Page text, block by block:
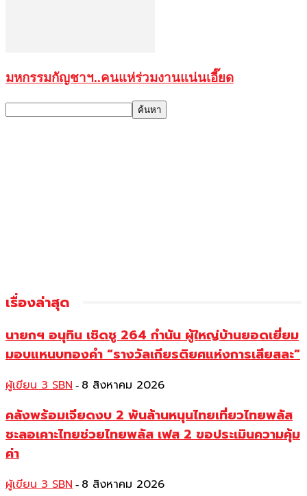
มหกรรมกัญชาฯ..คนแห่ร่วมงานแน่นเอี๊ยด
เรื่องล่าสุด
นายกฯ อนุทิน เชิดชู 264 กำนัน ผู้ใหญ่บ้านยอดเยี่ยม
มอบแหนบทองคำ “รางวัลเกียรติยศแห่งการเสียสละ”
ผู้เขียน 3 SBN - 8 สิงหาคม 2026
คลังพร้อมเจียดงบ 2 พันล้านหนุนไทยเที่ยวไทยพลัส
ชะลอเคาะไทยช่วยไทยพลัส เฟส 2 ขอประเมินความคุ้ม
ค่า
ผู้เขียน 3 SBN - 8 สิงหาคม 2026